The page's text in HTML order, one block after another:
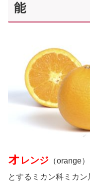
能
オ レンジ （orange
とするミカン科ミカン